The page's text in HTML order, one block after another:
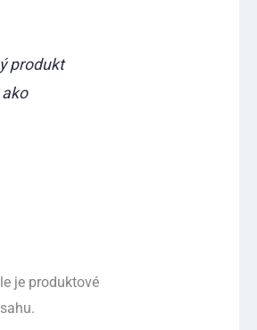
produkt
je produktové